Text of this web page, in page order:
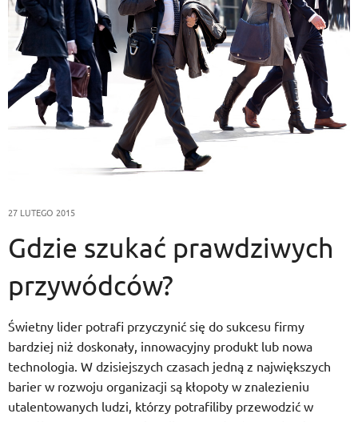
27 LUTEGO 2015
Gdzie szukać prawdziwych
przywódców?
Świetny lider potrafi przyczynić się do sukcesu firmy
bardziej niż doskonały, innowacyjny produkt lub nowa
technologia. W dzisiejszych czasach jedną z największych
barier w rozwoju organizacji są kłopoty w znalezieniu
utalentowanych ludzi, którzy potrafiliby przewodzić w